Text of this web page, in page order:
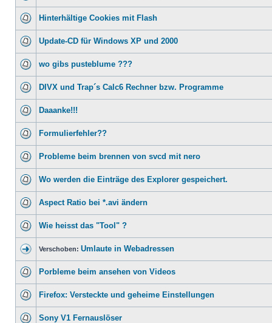
Hinterhältige Cookies mit Flash
Update-CD für Windows XP und 2000
wo gibs pusteblume ???
DIVX und Trap´s Calc6 Rechner bzw. Programme
Daaanke!!!
Formulierfehler??
Probleme beim brennen von svcd mit nero
Wo werden die Einträge des Explorer gespeichert.
Aspect Ratio bei *.avi ändern
Wie heisst das "Tool" ?
Verschoben: Umlaute in Webadressen
Porbleme beim ansehen von Videos
Firefox: Versteckte und geheime Einstellungen
Sony V1 Fernauslöser